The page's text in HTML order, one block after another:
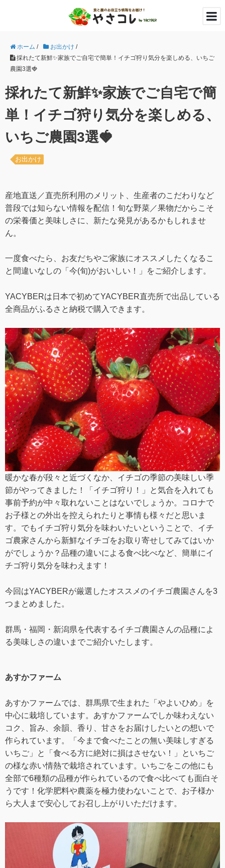
ホーム / お出かけ /
採れたて新鮮✨家族でご自宅で簡単！イチゴ狩り気分を楽しめる、いちご
農園3選🍓
採れたて新鮮✨家族でご自宅で簡
単！イチゴ狩り気分を楽しめる、
いちご農園3選🍓
お出かけ
産地直送／直売所利用のメリット、生産者のこだわりなど
普段では知らない情報を配信！旬な野菜／果物だからこそ
の栄養価と美味しさに、新たな発見があるかもしれませ
ん。
一度食べたら、お友だちやご家族にオススメしたくなるこ
と間違いなしの「今(旬)がおいしい！」をご紹介します。
YACYBERは日本で初めてYACYBER直売所で出品している
全商品がふるさと納税で購入できます。
暖かな春が段々と近づくなか、イチゴの季節の美味しい季
節がやってきました！「イチゴ狩り！」と気合を入れても
事前予約が中々取れないことはないでしょうか。コロナで
お子様との外出を控えられたりと事情も様々だと思いま
す。でもイチゴ狩り気分を味わいたいということで、イチ
ゴ農家さんから新鮮なイチゴをお取り寄せしてみてはいか
がでしょうか？品種の違いによる食べ比べなど、簡単にイ
チゴ狩り気分を味わえます！
今回はYACYBERが厳選したオススメのイチゴ農園さんを3
つまとめました。
群馬・福岡・新潟県を代表するイチゴ農園さんの品種によ
る美味しさの違いまでご紹介いたします。
あすかファーム
あすかファームでは、群馬県で生まれた「やよいひめ」を
中心に栽培しています。あすかファームでしか味わえない
コク、旨み、余韻、香り、甘さをお届けしたいとの想いで
作られています。「今まで食べたことの無い美味しすぎる
いちご」と「食べる方に絶対に損はさせない！」といちご
の様な赤い情熱で栽培されています。いちごをこの他にも
全部で6種類の品種が作られているので食べ比べても面白そ
うです！化学肥料や農薬を極力使わないことで、お子様か
ら大人まで安心してお召し上がりいただけます。